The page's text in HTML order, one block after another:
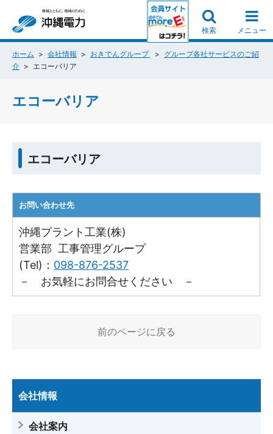
検索 メニュー
ホーム 会社情報 おきでんグループ
グループ各社サービスのご紹
介
エコーバリア
エコーバリア
エコーバリア
お問い合わせ先
沖縄プラント工業(株)
営業部 工事管理グループ
(Tel)： 098-876-2537
－ お気軽にお問合せください －
前のページに戻る
会社情報
会社案内